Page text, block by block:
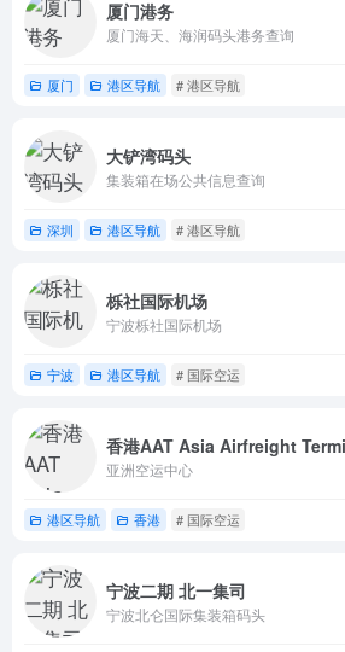
厦门港务
厦门海天、海润码头港务查询
厦门 港区导航 # 港区导航
大铲湾码头
集装箱在场公共信息查询
深圳 港区导航 # 港区导航
栎社国际机场
宁波栎社国际机场
宁波 港区导航 # 国际空运
香港AAT Asia Airfreight
亚洲空运中心
港区导航 香港 # 国际空运
宁波二期 北一集司
宁波北仑国际集装箱码头